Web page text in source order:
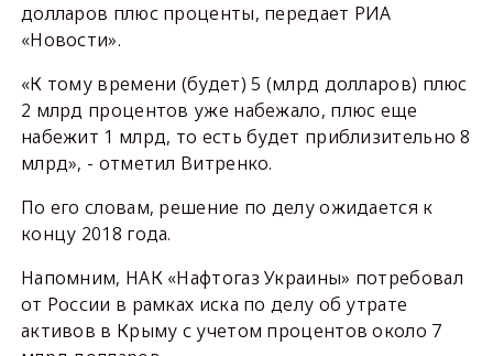
долларов плюс проценты, передает РИА
«Новости».
«К тому времени (будет) 5 (млрд долларов) плюс
2 млрд процентов уже набежало, плюс еще
набежит 1 млрд, то есть будет приблизительно 8
млрд», - отметил Витренко.
По его словам, решение по делу ожидается к
концу 2018 года.
Напомним, НАК «Нафтогаз Украины» потребовал
от России в рамках иска по делу об утрате
активов в Крыму с учетом процентов около 7